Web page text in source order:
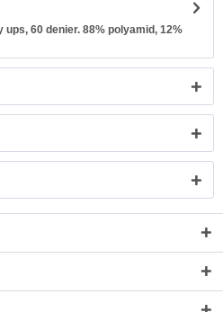
60 denier. 88% polyamid, 12%